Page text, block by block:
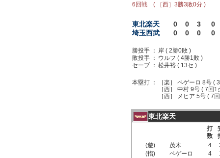
6回戦 ( ［西］3勝3敗0分 )
東北楽天 0 0 3
0
埼玉西武
0 0 0 0
勝投手 ： 岸 ( 2勝0敗 )
敗投手 ： ウルフ ( 4勝1敗 )
セーブ ： 松井裕 ( 13セ )
本塁打 ：
［楽］ ペゲーロ 8号 (
［西］ 中村 9号 ( 7回1
［西］ メヒア 5号 ( 7
東北楽天
打
数
(遊)
茂木 4
(指)
ペゲーロ 4